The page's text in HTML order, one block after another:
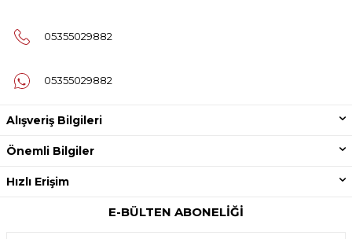
05355029882
05355029882
Alışveriş Bilgileri
Önemli Bilgiler
Hızlı Erişim
E-BÜLTEN ABONELIĞI